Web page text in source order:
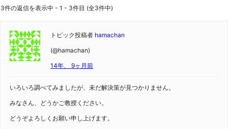
3件の返信を表示中 - 1 - 3件目 (全3件中)
トピック投稿者 hamachan
(@hamachan)
14年、 9ヶ月前
いろいろ調べてみましたが、未だ解決策が見つかりません。
みなさん、どうかご教授ください。
どうぞよろしくお願い申し上げます。